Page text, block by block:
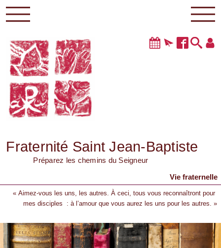
Fraternité Saint Jean-Baptiste
Préparez les chemins du Seigneur
Vie fraternelle
« Aimez-vous les uns, les autres. À ceci, tous vous reconnaîtront pour
mes disciples : à l’amour que vous aurez les uns pour les autres. »